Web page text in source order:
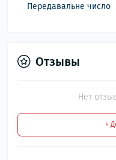
Передавальне число
Отзывы
Нет
+